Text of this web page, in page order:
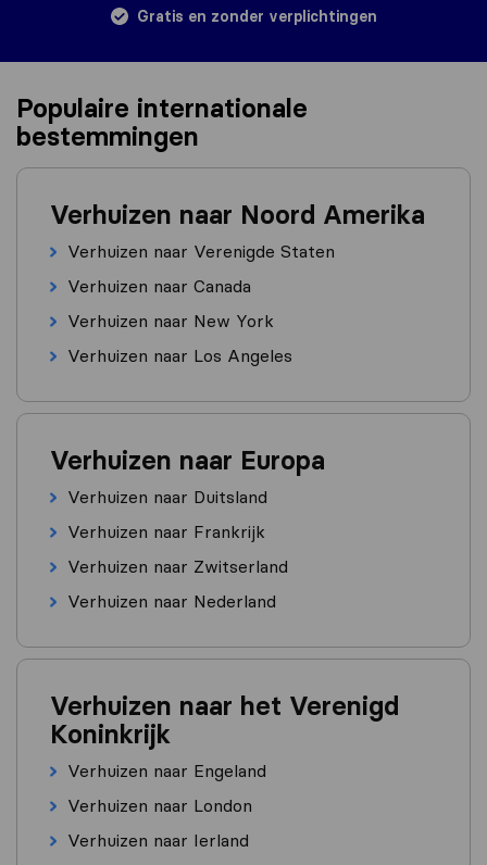
Gratis en zonder verplichtingen
Populaire internationale
bestemmingen
Verhuizen naar Noord Amerika
Verhuizen naar Verenigde Staten
Verhuizen naar Canada
Verhuizen naar New York
Verhuizen naar Los Angeles
Verhuizen naar Europa
Verhuizen naar Duitsland
Verhuizen naar Frankrijk
Verhuizen naar Zwitserland
Verhuizen naar Nederland
Verhuizen naar het Verenigd
Koninkrijk
Verhuizen naar Engeland
Verhuizen naar London
Verhuizen naar Ierland